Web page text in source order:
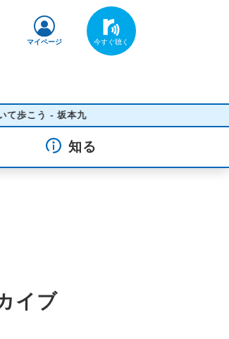
マイページ
こう - 坂本九
知る
イブ